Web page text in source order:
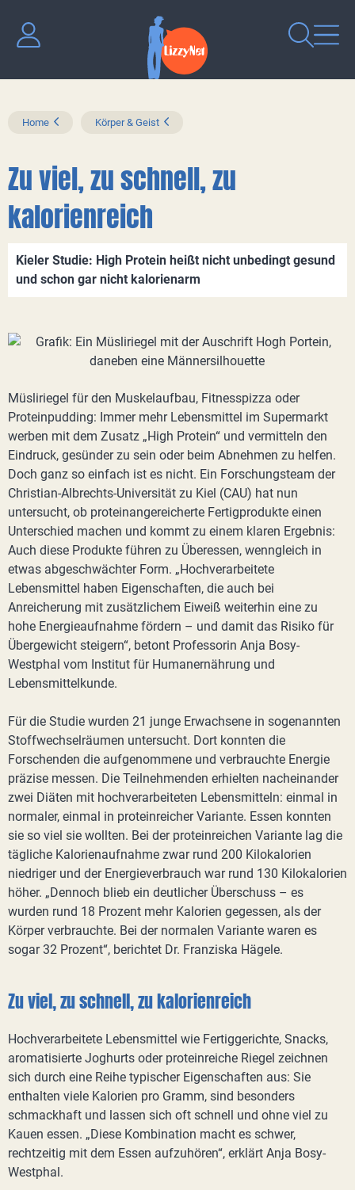
Home Körper & Geist
Zu viel, zu schnell, zu
kalorienreich
Kieler Studie: High Protein heißt nicht unbedingt gesund
und schon gar nicht kalorienarm
Müsliriegel für den Muskelaufbau, Fitnesspizza oder
Proteinpudding: Immer mehr Lebensmittel im Supermarkt
werben mit dem Zusatz „High Protein“ und vermitteln den
Eindruck, gesünder zu sein oder beim Abnehmen zu helfen.
Doch ganz so einfach ist es nicht. Ein Forschungsteam der
Christian-Albrechts-Universität zu Kiel (CAU) hat nun
untersucht, ob proteinangereicherte Fertigprodukte einen
Unterschied machen und kommt zu einem klaren Ergebnis:
Auch diese Produkte führen zu Überessen, wenngleich in
etwas abgeschwächter Form. „Hochverarbeitete
Lebensmittel haben Eigenschaften, die auch bei
Anreicherung mit zusätzlichem Eiweiß weiterhin eine zu
hohe Energieaufnahme fördern – und damit das Risiko für
Übergewicht steigern“, betont Professorin Anja Bosy-
Westphal vom Institut für Humanernährung und
Lebensmittelkunde.
Für die Studie wurden 21 junge Erwachsene in sogenannten
Stoffwechselräumen untersucht. Dort konnten die
Forschenden die aufgenommene und verbrauchte Energie
präzise messen. Die Teilnehmenden erhielten nacheinander
zwei Diäten mit hochverarbeiteten Lebensmitteln: einmal in
normaler, einmal in proteinreicher Variante. Essen konnten
sie so viel sie wollten. Bei der proteinreichen Variante lag die
tägliche Kalorienaufnahme zwar rund 200 Kilokalorien
niedriger und der Energieverbrauch war rund 130 Kilokalorien
höher. „Dennoch blieb ein deutlicher Überschuss – es
wurden rund 18 Prozent mehr Kalorien gegessen, als der
Körper verbrauchte. Bei der normalen Variante waren es
sogar 32 Prozent“, berichtet Dr. Franziska Hägele.
Zu viel, zu schnell, zu kalorienreich
Hochverarbeitete Lebensmittel wie Fertiggerichte, Snacks,
aromatisierte Joghurts oder proteinreiche Riegel zeichnen
sich durch eine Reihe typischer Eigenschaften aus: Sie
enthalten viele Kalorien pro Gramm, sind besonders
schmackhaft und lassen sich oft schnell und ohne viel zu
Kauen essen. „Diese Kombination macht es schwer,
rechtzeitig mit dem Essen aufzuhören“, erklärt Anja Bosy-
Westphal.